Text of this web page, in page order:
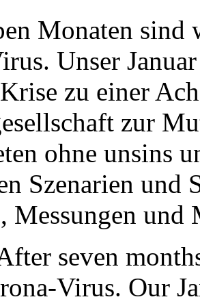
Monaten
Unser
zu einer
zur
ohne unsins
Szenarien und
Messungen und
seven
Virus. Our